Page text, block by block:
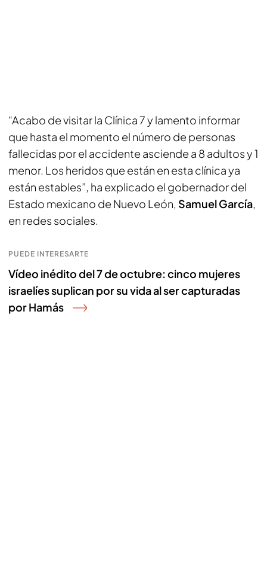
“Acabo de visitar la Clínica 7 y lamento informar
que hasta el momento el número de personas
fallecidas por el accidente asciende a 8 adultos y 1
menor. Los heridos que están en esta clínica ya
están estables”, ha explicado el gobernador del
Estado mexicano de Nuevo León, Samuel García,
en redes sociales.
PUEDE INTERESARTE
Vídeo inédito del 7 de octubre: cinco mujeres
israelíes suplican por su vida al ser capturadas
por Hamás